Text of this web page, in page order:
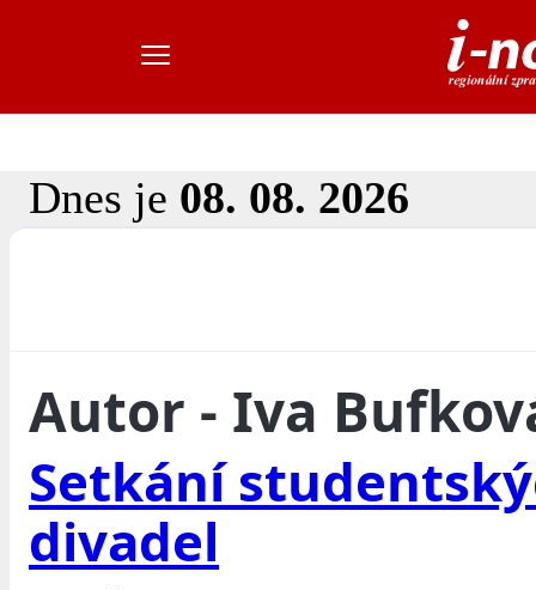
Dnes je 08. 08. 2026
Autor - Iva
Setkání
divadel